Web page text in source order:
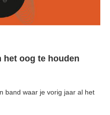
het oog te houden
band waar je vorig jaar al het